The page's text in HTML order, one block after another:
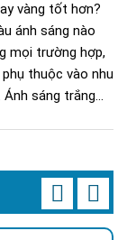
vàng tốt hơn?
ánh sáng nào
mọi trường hợp,
thuộc vào nhu
sáng trắng...